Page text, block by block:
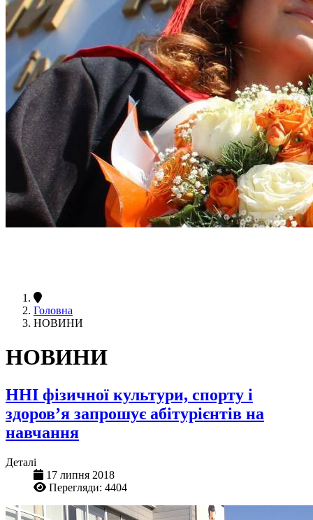
Головна
НОВИНИ
НОВИНИ
ННІ фізичної культури, спорту і
здоров’я запрошує абітурієнтів на
навчання
Деталі
17 липня 2018
Перегляди: 4404